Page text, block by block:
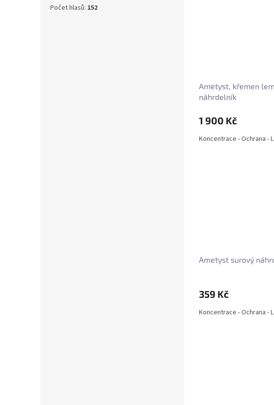
Počet hlasů: 152
Ametyst, křemen
náhrdelník
1 900 Kč
Koncentrace - Ochrana -
Ametyst surový
359 Kč
Koncentrace - Ochrana -